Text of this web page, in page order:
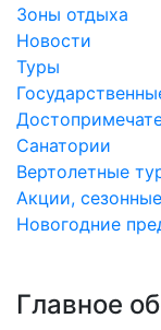
Зоны отдыха
Новости
Туры
Санатории
Вертолетные
Акции,
Новогодние
Главное